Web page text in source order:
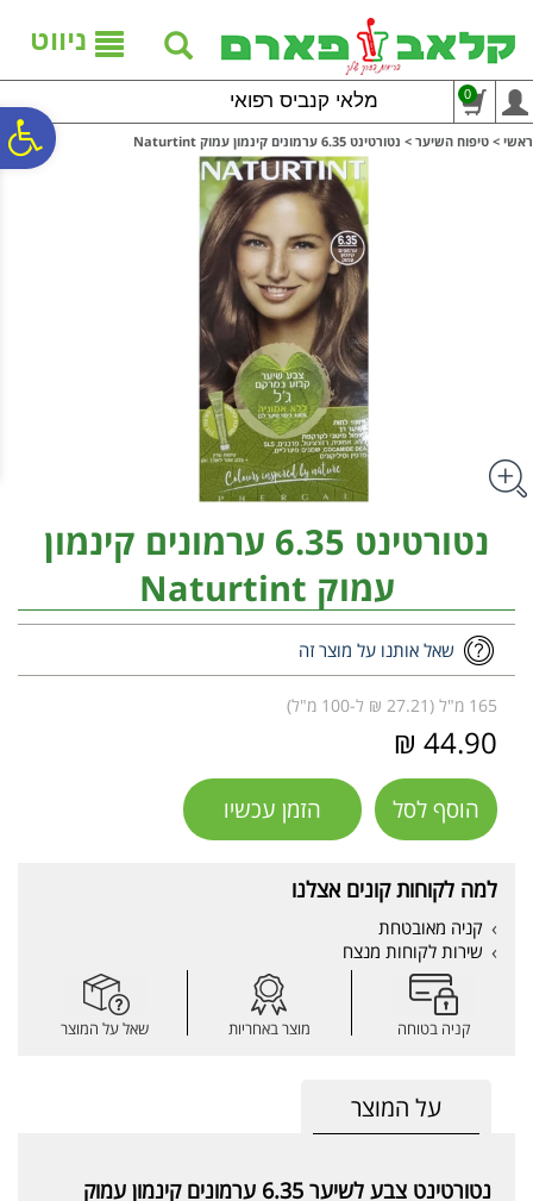
נגישות
אתר
המרכזי
ניווט
מלאי קנביס רפואי 0
ראשי > טיפוח השיער > נטורטינט 6.35 ערמונים קינמון עמוק Naturtint
נטורטינט 6.35 ערמונים קינמון
עמוק Naturtint
שאל אותנו על מוצר זה
165 מ"ל (27.21 ₪ ל-100 מ"ל)
44.90 ₪
הוסף לסל הזמן עכשיו
למה לקוחות קונים אצלנו
קניה מאובטחת
שירות לקוחות מנצח
קניה בטוחה מוצר באחריות שאל על המוצר
על המוצר
נטורטינט צבע לשיער 6.35 ערמונים קינמון עמוק